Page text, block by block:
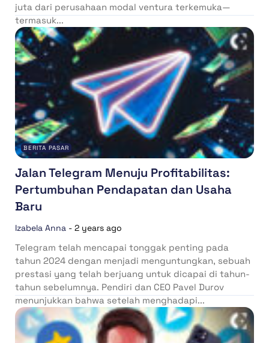
juta dari perusahaan modal ventura terkemuka—
termasuk...
BERITA PASAR
Jalan Telegram Menuju Profitabilitas:
Pertumbuhan Pendapatan dan Usaha
Baru
Izabela Anna - 2 years ago
Telegram telah mencapai tonggak penting pada
tahun 2024 dengan menjadi menguntungkan, sebuah
prestasi yang telah berjuang untuk dicapai di tahun-
tahun sebelumnya. Pendiri dan CEO Pavel Durov
menunjukkan bahwa setelah menghadapi...